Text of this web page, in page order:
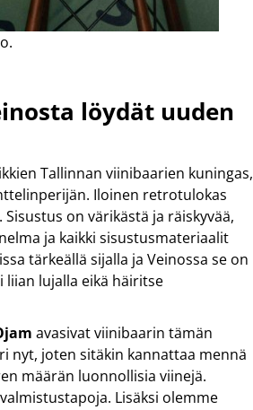
löydät uuden
Tallinnan viinibaarien kuningas,
Iloinen retrotulokas
on värikästä ja räiskyvää,
ja kaikki sisustusmateriaalit
tärkeällä sijalla ja Veinossa se on
lujalla eikä häiritse
avasivat viinibaarin tämän
nyt, joten sitäkin kannattaa mennä
määrän luonnollisia viinejä.
Lisäksi olemme